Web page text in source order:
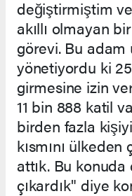
değiştirmiştim
akıllı olmayan
görevi. Bu
yönetiyordu ki
girmesine izin
11 bin 888 katil
birden fazla
kısmını
attık. Bu konuda
çıkardık" diye